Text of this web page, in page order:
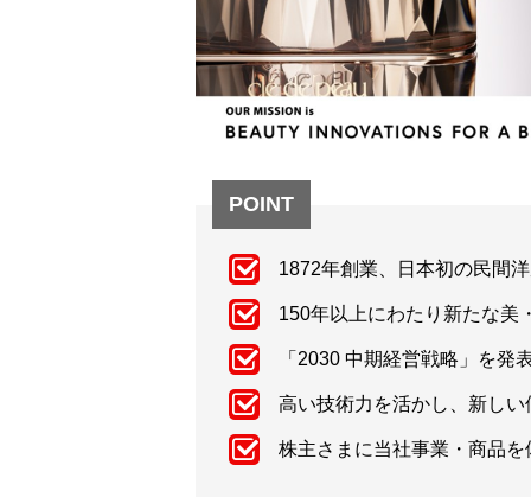
POINT
1872年創業、日本初の民間
150年以上にわたり新たな美
「2030 中期経営戦略」を
高い技術力を活かし、新し
株主さまに当社事業・商品